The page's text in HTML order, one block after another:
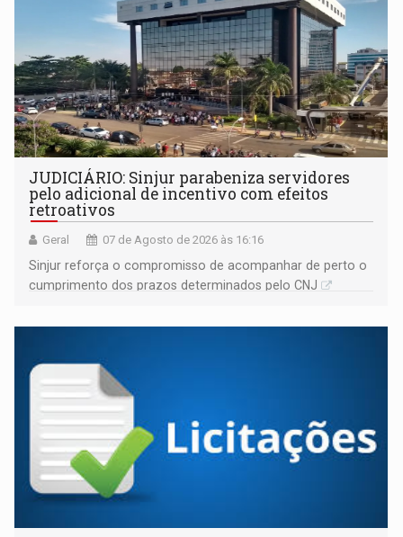
JUDICIÁRIO: Sinjur parabeniza servidores
pelo adicional de incentivo com efeitos
retroativos
Geral 07 de Agosto de 2026 às 16:16
Sinjur reforça o compromisso de acompanhar de perto o
cumprimento dos prazos determinados pelo CNJ